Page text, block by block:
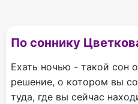
По соннику
Ехать ночью - такой сон
решение, о котором вы
туда, где вы сейчас